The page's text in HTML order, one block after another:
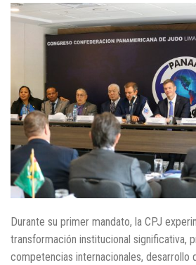
Durante su primer mandato, la CPJ
transformación institucional significativa,
competencias internacionales, desarrollo